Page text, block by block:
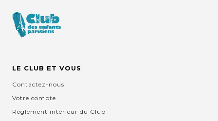
LE CLUB ET VOUS
Contactez-nous
Votre compte
Règlement intérieur du Club